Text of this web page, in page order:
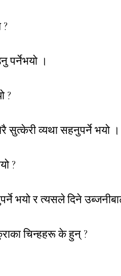
पर्नेभयो ।
?
सुत्केरी व्यथा सहनुपर्ने भयो ।
?
भयो र त्यसले दिने उब्जनीबाट
चिन्हहरू के हुन् ?